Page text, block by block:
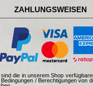
ZAHLUNGSWEISEN
die in unserem Shop
/ Berechtigungen von